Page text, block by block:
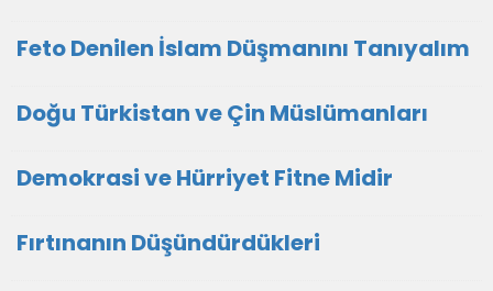
Feto Denilen İslam Düşmanını Tanıyalım
Doğu Türkistan ve Çin Müslümanları
Demokrasi ve Hürriyet Fitne Midir
Fırtınanın Düşündürdükleri